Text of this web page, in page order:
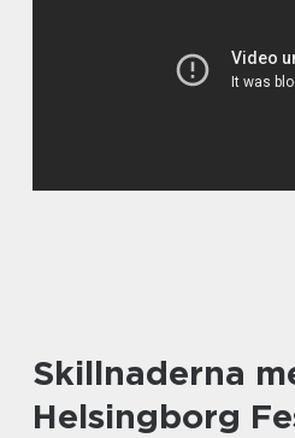
Skillnaderna
Helsingborg